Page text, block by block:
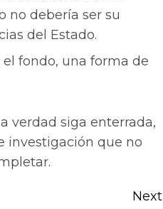
no debería ser su
del Estado.
fondo, una forma de
verdad siga enterrada,
investigación que no
Next